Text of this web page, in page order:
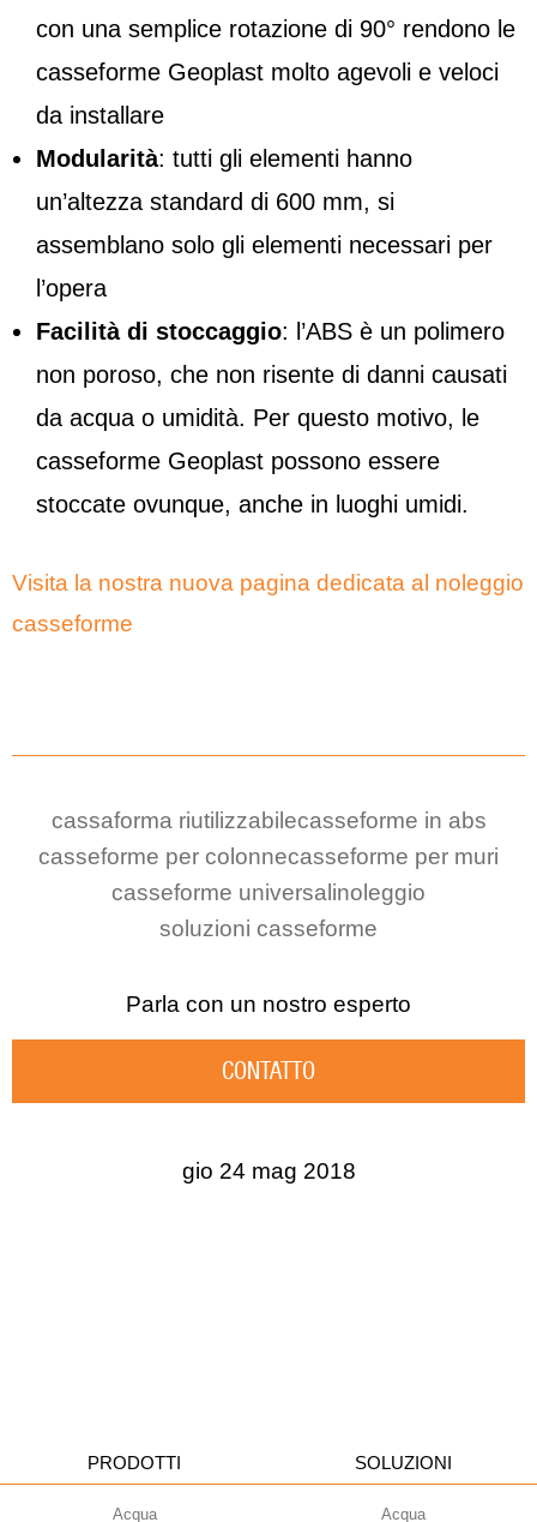
con una semplice rotazione di 90° rendono le
casseforme Geoplast molto agevoli e veloci
da installare
Modularità: tutti gli elementi hanno
un’altezza standard di 600 mm, si
assemblano solo gli elementi necessari per
l’opera
Facilità di stoccaggio: l’ABS è un polimero
non poroso, che non risente di danni causati
da acqua o umidità. Per questo motivo, le
casseforme Geoplast possono essere
stoccate ovunque, anche in luoghi umidi.
Visita la nostra nuova pagina dedicata al noleggio
casseforme
cassaforma riutilizzabilecasseforme in abs
casseforme per colonnecasseforme per muri
casseforme universalinoleggio
soluzioni casseforme
Parla con un nostro esperto
CONTATTO
gio 24 mag 2018
PRODOTTI
Acqua
SOLUZIONI
Acqua